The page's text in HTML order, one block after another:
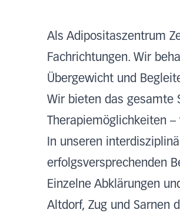
Als Adipositaszentrum
Fachrichtungen. Wir
Übergewicht und
Wir bieten das gesamte
Therapiemöglichkeiten
In unseren
erfolgsversprechenden
Einzelne Abklärungen
Altdorf, Zug und Sarnen